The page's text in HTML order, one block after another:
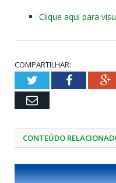
Clique aqui para
COMPARTILHAR:
TwitterFacebook
Email
CONTEÚDO